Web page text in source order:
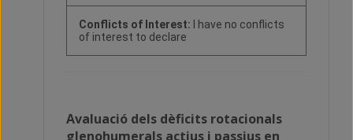
Conflicts of Interest:
I have no conflicts
of interest to declare
Avaluació dels dèficits rotacionals
glenohumerals actius i passius en